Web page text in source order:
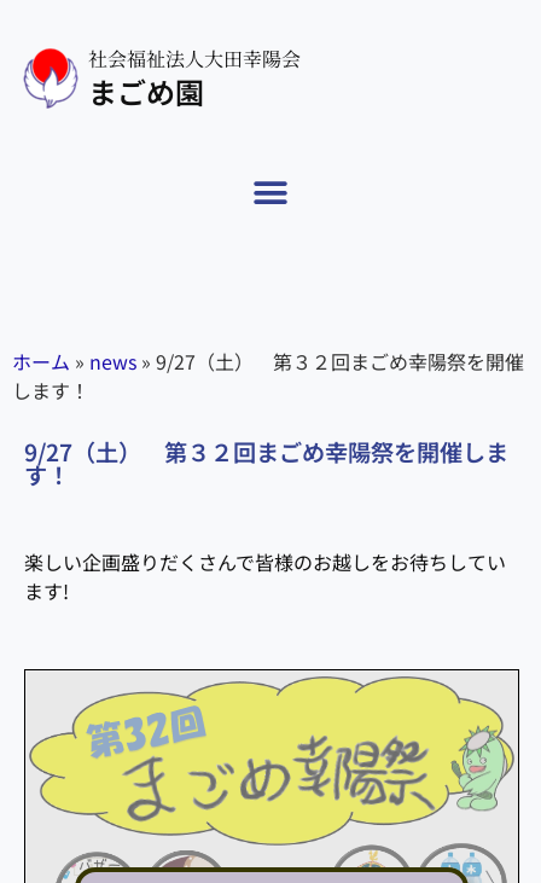
社会福祉法人大田幸陽会
まごめ園
ホーム » news » 9/27（土） 第３２回まごめ幸陽祭を開催
します！
9/27（土） 第３２回まごめ幸陽祭を開催しま
す！
楽しい企画盛りだくさんで皆様のお越しをお待ちしてい
ます!